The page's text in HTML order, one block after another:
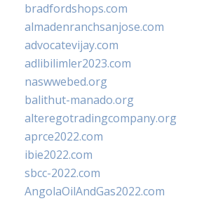
bradfordshops.com
almadenranchsanjose.com
advocatevijay.com
adlibilimler2023.com
naswwebed.org
balithut-manado.org
alteregotradingcompany.org
aprce2022.com
ibie2022.com
sbcc-2022.com
AngolaOilAndGas2022.com